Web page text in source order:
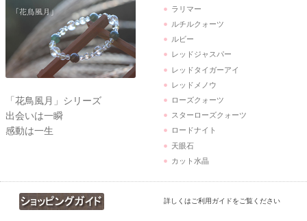
「花鳥風月」シリーズ
出会いは一瞬
感動は一生
ラリマー
ルチルクォーツ
ルビー
レッドジャスパー
レッドタイガーアイ
レッドメノウ
ローズクォーツ
スターローズクォーツ
ロードナイト
天眼石
カット水晶
詳しくはご利用ガイドをご覧ください